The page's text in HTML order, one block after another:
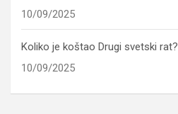
10/09/2025
Koliko je koštao Drugi svetski rat?
10/09/2025